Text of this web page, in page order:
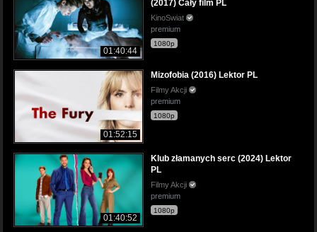
01:40:44
(2017) Cały film PL
KinoSwiat
premium
1080p
01:52:15
Mizofobia (2016) Lektor PL
Filmy Akcji
premium
1080p
01:40:52
Klub złamanych serc (2024) Lektor
PL
Filmy Akcji
premium
1080p